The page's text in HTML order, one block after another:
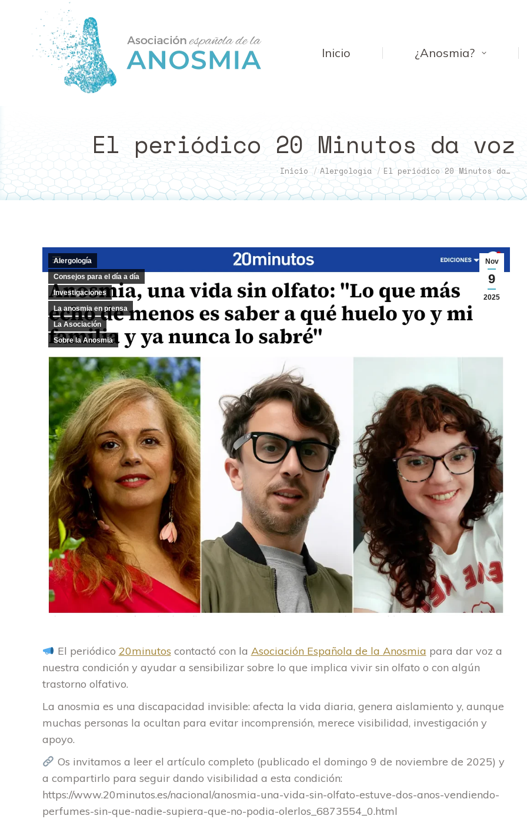
Inicio ¿Anosmia?
El periódico 20 Minutos da voz
Estás aquí:
Inicio Alergología El periódico 20 Minutos da…
Nov
9
2025
Alergología
Consejos para el día a día
Investigaciones
La anosmia en prensa
La Asociación
Sobre la Anosmia
El periódico 20minutos contactó con la Asociación Española de la Anosmia para dar voz a
nuestra condición y ayudar a sensibilizar sobre lo que implica vivir sin olfato o con algún
trastorno olfativo.
La anosmia es una discapacidad invisible: afecta la vida diaria, genera aislamiento y, aunque
muchas personas la ocultan para evitar incomprensión, merece visibilidad, investigación y
apoyo.
Os invitamos a leer el artículo completo (publicado el domingo 9 de noviembre de 2025) y
a compartirlo para seguir dando visibilidad a esta condición:
https://www.20minutos.es/nacional/anosmia-una-vida-sin-olfato-estuve-dos-anos-vendiendo-
perfumes-sin-que-nadie-supiera-que-no-podia-olerlos_6873554_0.html